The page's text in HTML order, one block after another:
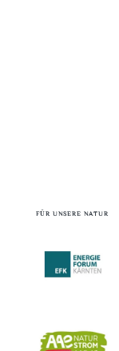
FÜR UNSERE NATUR